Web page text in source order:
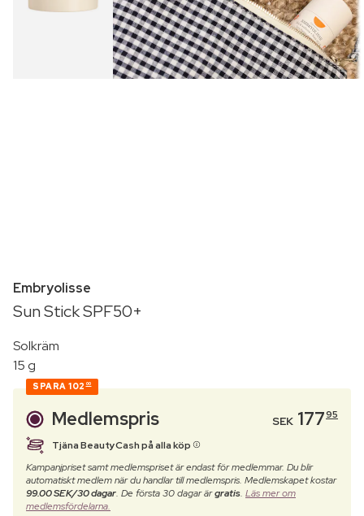
Embryolisse
Sun Stick SPF50+
Solkräm
15 g
SPARA 102 00
Medlemspris SEK 17795
Tjäna BeautyCash på alla köp
Kampanjpriset samt medlemspriset är endast för medlemmar. Du blir
automatiskt medlem när du handlar till medlemspris. Medlemskapet kostar
99.00 SEK/30 dagar. De första 30 dagar ärgratis. Läs mer om
medlemsfördelarna.